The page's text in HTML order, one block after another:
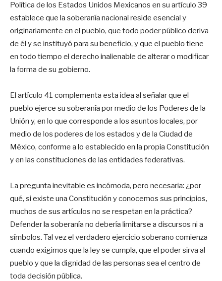
Política de los Estados Unidos Mexicanos en su artículo 39
establece que la soberanía nacional reside esencial y
originariamente en el pueblo, que todo poder público deriva
de él y se instituyó para su beneficio, y que el pueblo tiene
en todo tiempo el derecho inalienable de alterar o modificar
la forma de su gobierno.
El artículo 41 complementa esta idea al señalar que el
pueblo ejerce su soberanía por medio de los Poderes de la
Unión y, en lo que corresponde a los asuntos locales, por
medio de los poderes de los estados y de la Ciudad de
México, conforme a lo establecido en la propia Constitución
y en las constituciones de las entidades federativas.
La pregunta inevitable es incómoda, pero necesaria: ¿por
qué, si existe una Constitución y conocemos sus principios,
muchos de sus artículos no se respetan en la práctica?
Defender la soberanía no debería limitarse a discursos ni a
símbolos. Tal vez el verdadero ejercicio soberano comienza
cuando exigimos que la ley se cumpla, que el poder sirva al
pueblo y que la dignidad de las personas sea el centro de
toda decisión pública.